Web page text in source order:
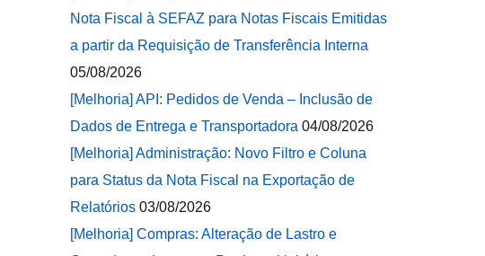
Nota Fiscal à SEFAZ para Notas Fiscais Emitidas
a partir da Requisição de Transferência Interna
05/08/2026
[Melhoria] API: Pedidos de Venda – Inclusão de
Dados de Entrega e Transportadora 04/08/2026
[Melhoria] Administração: Novo Filtro e Coluna
para Status da Nota Fiscal na Exportação de
Relatórios 03/08/2026
[Melhoria] Compras: Alteração de Lastro e